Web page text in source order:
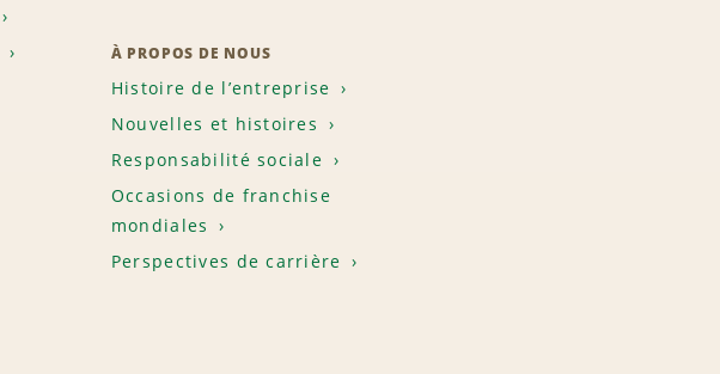
À PROPOS DE NOUS
Histoire de l’entreprise
Nouvelles et histoires
Responsabilité sociale
Occasions de franchise
mondiales
Perspectives de carrière